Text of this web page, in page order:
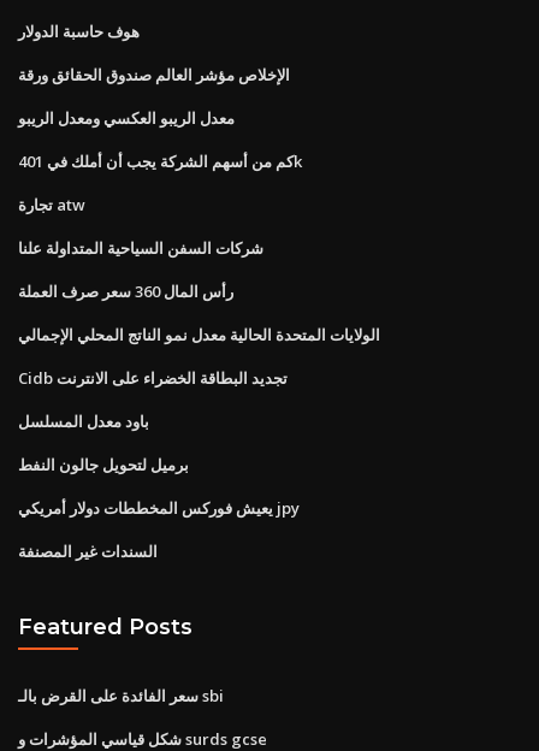
هوف حاسبة الدولار
الإخلاص مؤشر العالم صندوق الحقائق ورقة
معدل الريبو العكسي ومعدل الريبو
كم من أسهم الشركة يجب أن أملك في 401k
تجارة atw
شركات السفن السياحية المتداولة علنا
رأس المال 360 سعر صرف العملة
الولايات المتحدة الحالية معدل نمو الناتج المحلي الإجمالي
Cidb تجديد البطاقة الخضراء على الانترنت
باود معدل المسلسل
برميل لتحويل جالون النفط
يعيش فوركس المخططات دولار أمريكي jpy
السندات غير المصنفة
Featured Posts
سعر الفائدة على القرض بالـ sbi
شكل قياسي المؤشرات و surds gcse